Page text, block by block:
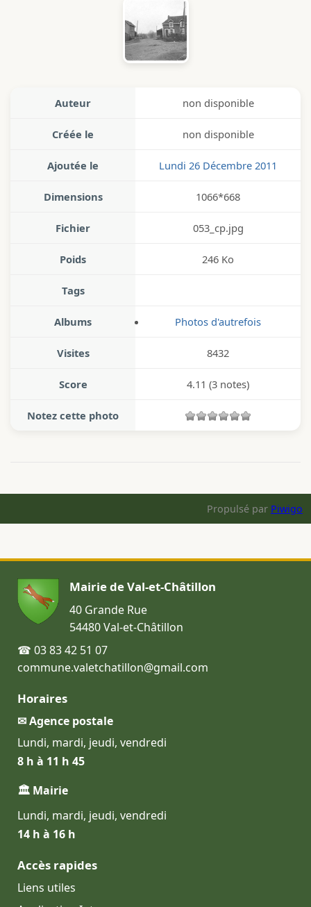
Auteur non disponible
Créée le non disponible
Ajoutée le Lundi 26 Décembre 2011
Dimensions 1066*668
Fichier 053_cp.jpg
Poids 246 Ko
Tags
Albums Photos d'autrefois
Visites 8432
Score 4.11 (3 notes)
Notez cette photo
Propulsé par Piwigo
Mairie de Val-et-Châtillon
40 Grande Rue
54480 Val-et-Châtillon
☎ 03 83 42 51 07
commune.valetchatillon@gmail.com
Horaires
✉ Agence postale
Lundi, mardi, jeudi, vendredi
8 h à 11 h 45
🏛 Mairie
Lundi, mardi, jeudi, vendredi
14 h à 16 h
Accès rapides
Liens utiles